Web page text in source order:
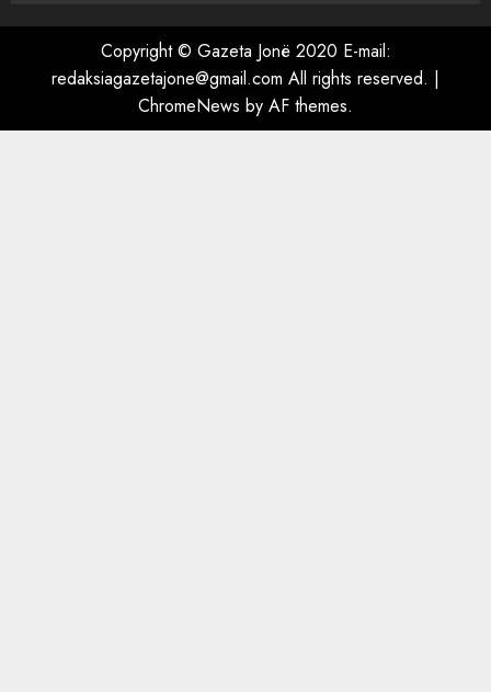
ngjau me Talo Çelën”,
dëshmia e Nuredin Dumanit
flet për PERSONAT që e
plagosën!
Copyright © Gazeta Jonë 2020 E-mail:
redaksiagazetajone@gmail.com All rights reserved. |
ChromeNews by AF themes.